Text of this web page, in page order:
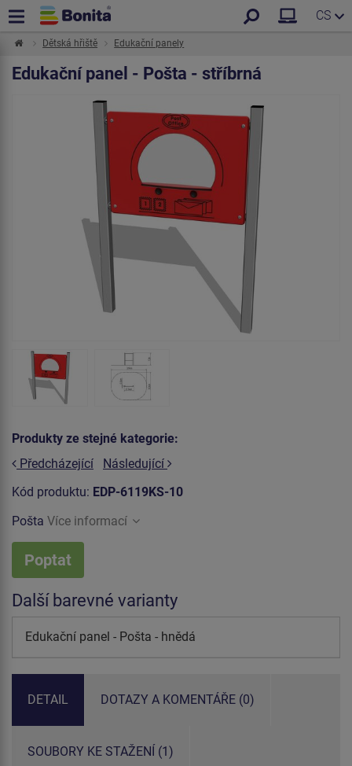
CS
Dětská hřiště Edukační panely
Edukační panel - Pošta - stříbrná
Produkty ze stejné kategorie:
Předcházející
Následující
Kód produktu: EDP-6119KS-10
Pošta Více informací
Poptat
Další barevné varianty
Edukační panel - Pošta - hnědá
DETAIL DOTAZY A KOMENTÁŘE (0)
SOUBORY KE STAŽENÍ (1)